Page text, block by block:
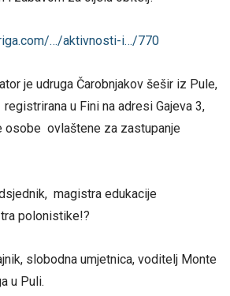
…/aktivnosti-i…/770
je udruga Čarobnjakov šešir iz Pule,
u Fini na adresi Gajeva 3,
osobe ovlaštene za zastupanje
magistra edukacije
polonistike!?
slobodna umjetnica, voditelj Monte
u Puli.